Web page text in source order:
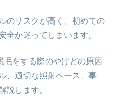
のリスクが高く、初めての
全か迷ってしまいます。
毛をする際のやけどの原因
、適切な照射ペース、事
説します。